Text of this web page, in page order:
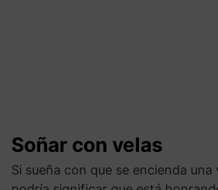
Soñar con velas
Si sueña con que se encienda una